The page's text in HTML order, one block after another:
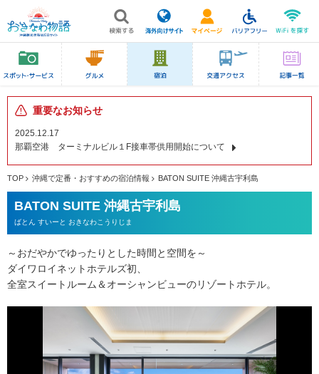
重要なお知らせ
2025.12.17
那覇空港 ターミナルビル１F接車帯供用開始について
TOP 沖縄で定番・おすすめの宿泊情報 BATON SUITE 沖縄古宇利島
BATON SUITE 沖縄古宇利島
ばとん すいーと おきなわこうりじま
～おだやかでゆったりとした時間と空間を～
ダイワロイネットホテルズ初、
全室スイートルーム＆オーシャンビューのリゾートホテル。